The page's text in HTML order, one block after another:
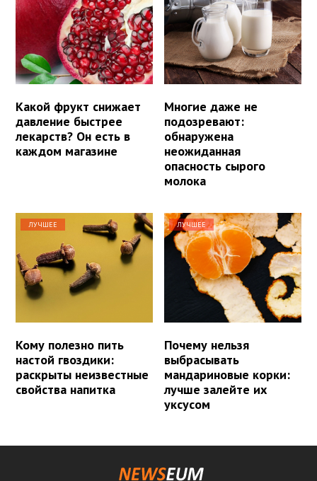
Какой фрукт снижает
давление быстрее
лекарств? Он есть в
каждом магазине
Многие даже не
подозревают:
обнаружена
неожиданная
опасность сырого
молока
ЛУЧШЕЕ
Кому полезно пить
настой гвоздики:
раскрыты неизвестные
свойства напитка
ЛУЧШЕЕ
Почему нельзя
выбрасывать
мандариновые корки:
лучше залейте их
уксусом